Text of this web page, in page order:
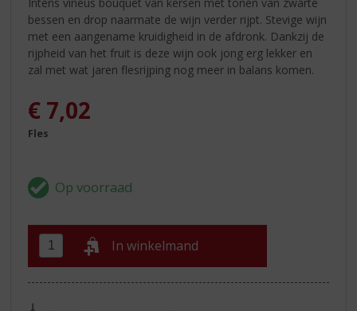
bessen en drop naarmate de wijn verder rijpt. Stevige wijn
met een aangename kruidigheid in de afdronk. Dankzij de
rijpheid van het fruit is deze wijn ook jong erg lekker en
zal met wat jaren flesrijping nog meer in balans komen.
€ 7,02
Fles
In winkelmand